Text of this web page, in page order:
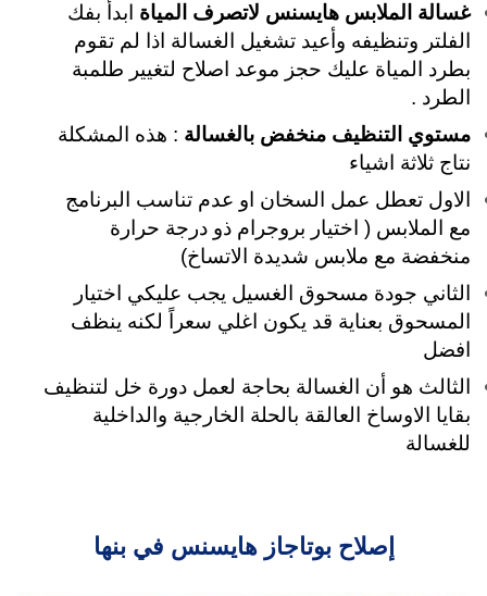
غسالة الملابس هايسنس لاتصرف المياة ابدأ بفك
الفلتر وتنظيفه وأعيد تشغيل الغسالة اذا لم تقوم
بطرد المياة عليك حجز موعد اصلاح لتغيير طلمبة
الطرد .
مستوي التنظيف منخفض بالغسالة : هذه المشكلة
نتاج ثلاثة اشياء
الاول تعطل عمل السخان او عدم تناسب البرنامج
مع الملابس ( اختيار بروجرام ذو درجة حرارة
منخفضة مع ملابس شديدة الاتساخ)
الثاني جودة مسحوق الغسيل يجب عليكي اختيار
المسحوق بعناية قد يكون اغلي سعراً لكنه ينظف
افضل
الثالث هو أن الغسالة بحاجة لعمل دورة خل لتنظيف
بقايا الاوساخ العالقة بالحلة الخارجية والداخلية
للغسالة
إصلاح بوتاجاز هايسنس في بنها